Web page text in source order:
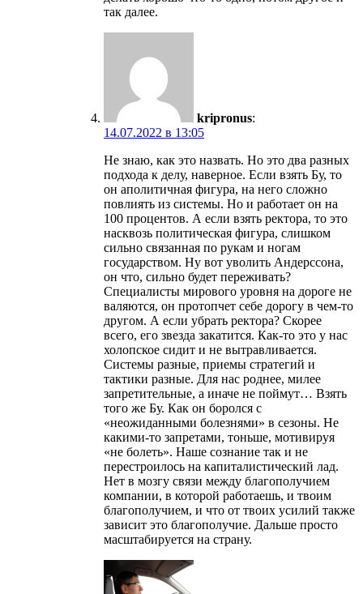
так далее.
kripronus:
14.07.2022 в 13:05
Не знаю, как это назвать. Но это два разных
подхода к делу, наверное. Если взять Бу, то
он аполитичная фигура, на него сложно
повлиять из системы. Но и работает он на
100 процентов. А если взять ректора, то это
насквозь политическая фигура, слишком
сильно связанная по рукам и ногам
государством. Ну вот уволить Андерссона,
он что, сильно будет переживать?
Специалисты мирового уровня на дороге не
валяются, он протопчет себе дорогу в чем-то
другом. А если убрать ректора? Скорее
всего, его звезда закатится. Как-то это у нас
холопское сидит и не вытравливается.
Системы разные, приемы стратегий и
тактики разные. Для нас роднее, милее
запретительные, а иначе не поймут… Взять
того же Бу. Как он боролся с
«неожиданными болезнями» в сезоны. Не
какими-то запретами, тоньше, мотивируя
«не болеть». Наше сознание так и не
перестроилось на капиталистический лад.
Нет в мозгу связи между благополучием
компании, в которой работаешь, и твоим
благополучием, и что от твоих усилий также
зависит это благополучие. Дальше просто
масштабируется на страну.